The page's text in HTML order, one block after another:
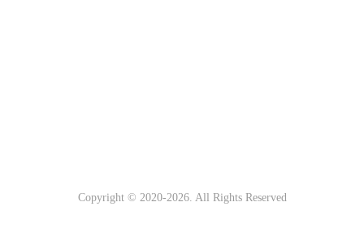
Copyright © 2020-2026. All Rights Reserved